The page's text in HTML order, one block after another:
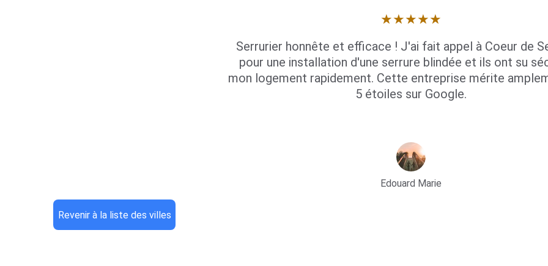
Serrurier honnête et efficace ! J'ai fait appel à Coeur de
pour une installation d'une serrure blindée et ils ont su
mon logement rapidement. Cette entreprise mérite
5 étoiles sur Google.
Edouard Marie
★★★★★
Revenir à la liste des villes